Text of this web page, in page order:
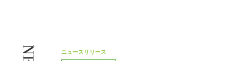
ニュースリリース